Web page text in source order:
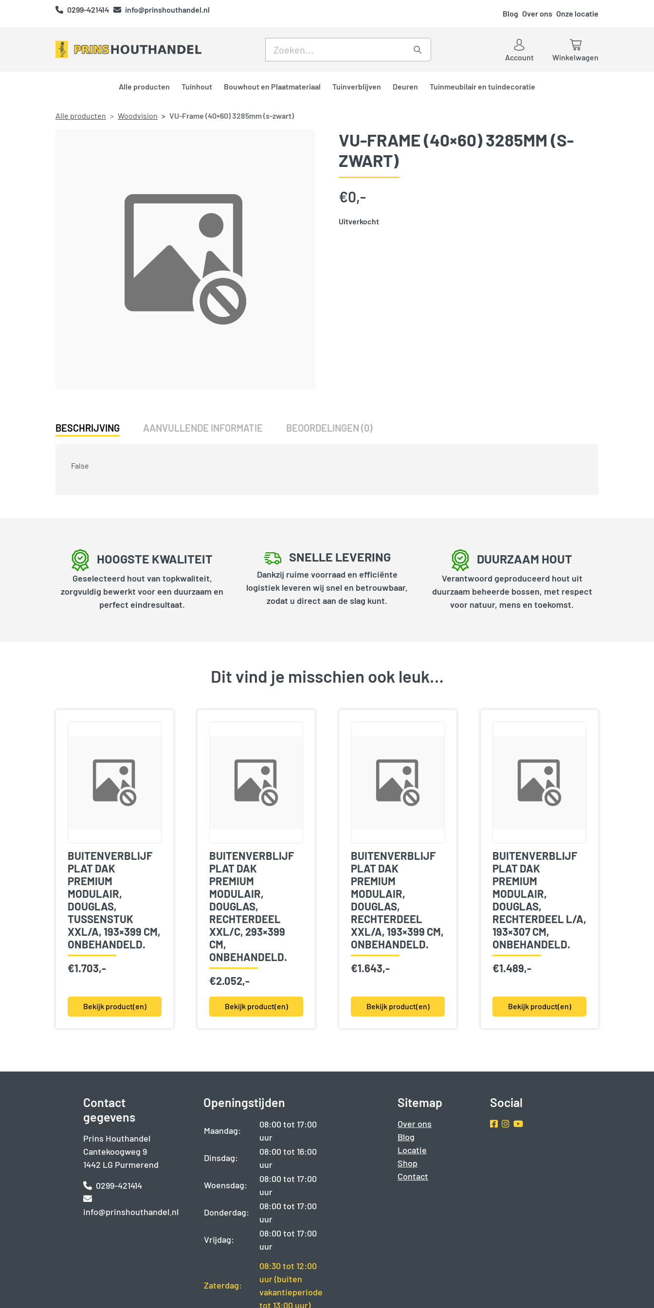
0299-421414 info@prinshouthandel.nl Blog Over ons Onze locatie
Account
Winkelwagen
Alle producten Tuinhout Bouwhout en Plaatmateriaal Tuinverblijven Deuren Tuinmeubilair en tuindecoratie
Alle producten Woodvision VU-Frame (40×60) 3285mm (s-zwart)
VU-FRAME (40×60) 3285MM (S-
ZWART)
€0,-
Uitverkocht
BESCHRIJVING AANVULLENDE INFORMATIE BEOORDELINGEN (0)
False
HOOGSTE KWALITEIT
Geselecteerd hout van topkwaliteit,
zorgvuldig bewerkt voor een duurzaam en
perfect eindresultaat.
SNELLE LEVERING
Dankzij ruime voorraad en efficiënte
logistiek leveren wij snel en betrouwbaar,
zodat u direct aan de slag kunt.
DUURZAAM HOUT
Verantwoord geproduceerd hout uit
duurzaam beheerde bossen, met respect
voor natuur, mens en toekomst.
Dit vind je misschien ook leuk…
BUITENVERBLIJF
PLAT DAK
PREMIUM
MODULAIR,
DOUGLAS,
TUSSENSTUK
XXL/A, 193×399 CM,
ONBEHANDELD.
€1.703,-
Bekijk product(en)
BUITENVERBLIJF
PLAT DAK
PREMIUM
MODULAIR,
DOUGLAS,
RECHTERDEEL
XXL/C, 293×399
CM,
ONBEHANDELD.
€2.052,-
Bekijk product(en)
BUITENVERBLIJF
PLAT DAK
PREMIUM
MODULAIR,
DOUGLAS,
RECHTERDEEL
XXL/A, 193×399 CM,
ONBEHANDELD.
€1.643,-
Bekijk product(en)
BUITENVERBLIJF
PLAT DAK
PREMIUM
MODULAIR,
DOUGLAS,
RECHTERDEEL L/A,
193×307 CM,
ONBEHANDELD.
€1.489,-
Bekijk product(en)
Contact
gegevens
Prins Houthandel
Cantekoogweg 9
1442 LG Purmerend
0299-421414
info@prinshouthandel.nl
Openingstijden
Maandag:
08:00 tot 17:00
uur
Dinsdag:
08:00 tot 16:00
uur
Woensdag:
08:00 tot 17:00
uur
Donderdag:
08:00 tot 17:00
uur
Vrijdag:
08:00 tot 17:00
uur
Zaterdag:
08:30 tot 12:00
uur (buiten
vakantieperiode
tot 13:00 uur)
Sitemap
Over ons
Blog
Locatie
Shop
Contact
Social
Facebook
Instragram
Youtube